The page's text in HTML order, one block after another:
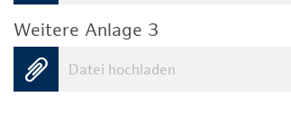
Weitere Anlage 3
Datei hochladen